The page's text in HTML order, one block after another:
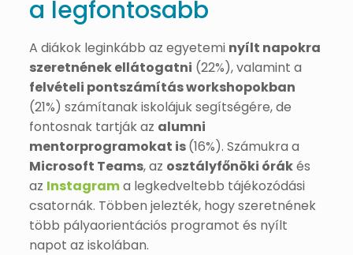
a legfontosabb
A diákok leginkább az egyetemi nyílt napokra
szeretnének ellátogatni (22%), valamint a
felvételi pontszámítás workshopokban
(21%) számítanak iskolájuk segítségére, de
fontosnak tartják az alumni
mentorprogramokat is(16%). Számukra a
Microsoft Teams, az osztályfőnöki órákés
az Instagrama legkedveltebb tájékozódási
csatornák. Többen jelezték, hogy szeretnének
több pályaorientációs programot és nyílt
napot az iskolában.